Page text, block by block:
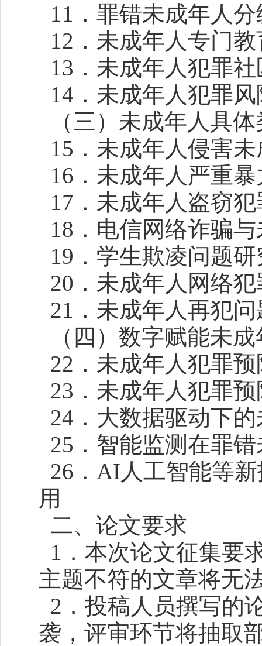
11．罪错未成年人
12． 未成年人专门
13．未成年人犯罪
14．未成年人犯罪
（三）未成年人具
15．未成年人侵害
16．未成年人严重
17．未成年人盗窃
18．电信网络诈骗
19．学生欺凌问题研
20．未成年人网络
21．未成年人再犯
（四）数字赋能未
22．未成年人犯罪
23．未成年人犯罪
24．大数据驱动下
25．智能监测在罪
26．AI人工智能等
用
二、论文要求
1．本次论文征集要
主题不符的文章将无
2．投稿人员撰写的
袭，评审环节将抽取